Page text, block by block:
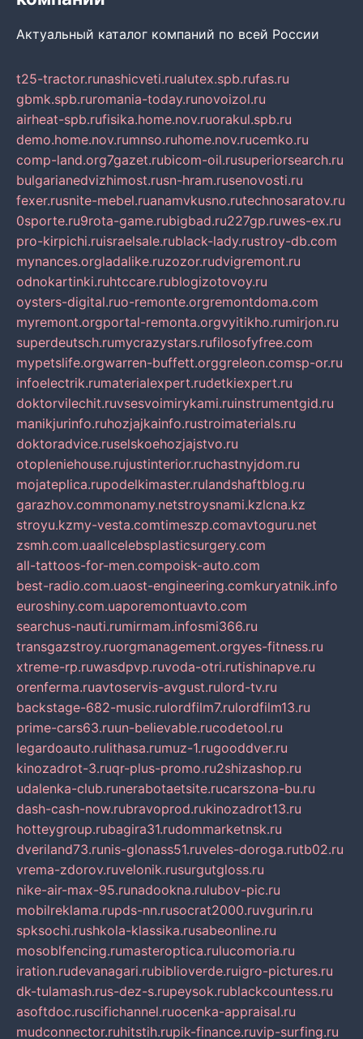
Актуальный каталог компаний по всей России
t25-tractor.runashicveti.rualutex.spb.rufas.ru
gbmk.spb.ruromania-today.runovoizol.ru
airheat-spb.rufisika.home.nov.ruorakul.spb.ru
demo.home.nov.rumnso.ruhome.nov.rucemko.ru
comp-land.org7gazet.rubicom-oil.rusuperiorsearch.ru
bulgarianedvizhimost.rusn-hram.rusenovosti.ru
fexer.rusnite-mebel.ruanamvkusno.rutechnosaratov.ru
0sporte.ru9rota-game.rubigbad.ru227gp.ruwes-ex.ru
pro-kirpichi.ruisraelsale.rublack-lady.rustroy-db.com
mynances.orgladalike.ruzozor.rudvigremont.ru
odnokartinki.ruhtccare.rublogizotovoy.ru
oysters-digital.ruo-remonte.orgremontdoma.com
myremont.orgportal-remonta.orgvyitikho.rumirjon.ru
superdeutsch.rumycrazystars.rufilosofyfree.com
mypetslife.orgwarren-buffett.orggreleon.comsp-or.ru
infoelectrik.rumaterialexpert.rudetkiexpert.ru
doktorvilechit.ruvsesvoimirykami.ruinstrumentgid.ru
manikjurinfo.ruhozjajkainfo.rustroimaterials.ru
doktoradvice.ruselskoehozjajstvo.ru
otopleniehouse.rujustinterior.ruchastnyjdom.ru
mojateplica.rupodelkimaster.rulandshaftblog.ru
garazhov.commonamy.netstroysnami.kzlcna.kz
stroyu.kzmy-vesta.comtimeszp.comavtoguru.net
zsmh.com.uaallcelebsplasticsurgery.com
all-tattoos-for-men.compoisk-auto.com
best-radio.com.uaost-engineering.comkuryatnik.info
euroshiny.com.uaporemontuavto.com
searchus-nauti.rumirmam.infosmi366.ru
transgazstroy.ruorgmanagement.orgyes-fitness.ru
xtreme-rp.ruwasdpvp.ruvoda-otri.rutishinapve.ru
orenferma.ruavtoservis-avgust.rulord-tv.ru
backstage-682-music.rulordfilm7.rulordfilm13.ru
prime-cars63.ruun-believable.rucodetool.ru
legardoauto.rulithasa.rumuz-1.rugooddver.ru
kinozadrot-3.ruqr-plus-promo.ru2shizashop.ru
udalenka-club.runerabotaetsite.rucarszona-bu.ru
dash-cash-now.rubravoprod.rukinozadrot13.ru
hotteygroup.rubagira31.rudommarketnsk.ru
dveriland73.runis-glonass51.ruveles-doroga.rutb02.ru
vrema-zdorov.ruvelonik.rusurgutgloss.ru
nike-air-max-95.runadookna.rulubov-pic.ru
mobilreklama.rupds-nn.rusocrat2000.ruvgurin.ru
spksochi.rushkola-klassika.rusabeonline.ru
mosoblfencing.rumasteroptica.rulucomoria.ru
iration.rudevanagari.rubiblioverde.ruigro-pictures.ru
dk-tulamash.rus-dez-s.rupeysok.rublackcountess.ru
asoftdoc.ruscifichannel.ruocenka-appraisal.ru
mudconnector.ruhitstih.rupik-finance.ruvip-surfing.ru